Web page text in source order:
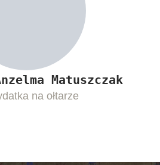
Matuszczak
na ołtarze